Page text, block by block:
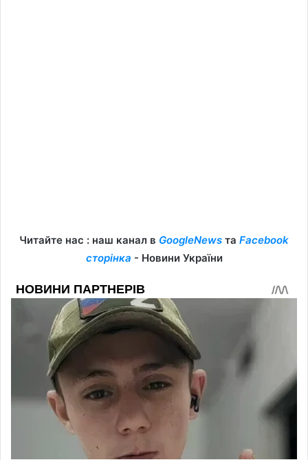
Читайте нас : наш канал в GoogleNews та Facebook
сторінка - Новини України